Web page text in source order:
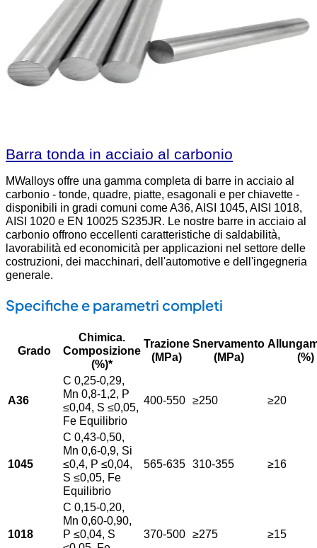
Barra tonda in acciaio al carbonio
MWalloys offre una gamma completa di barre in acciaio al
carbonio - tonde, quadre, piatte, esagonali e per chiavette -
disponibili in gradi comuni come A36, AISI 1045, AISI 1018,
AISI 1020 e EN 10025 S235JR. Le nostre barre in acciaio al
carbonio offrono eccellenti caratteristiche di saldabilità,
lavorabilità ed economicità per applicazioni nel settore delle
costruzioni, dei macchinari, dell'automotive e dell'ingegneria
generale.
Specifiche e parametri completi
Grado
Chimica.
Composizione
(%)*
Trazione
(MPa)
Snervamento
(MPa)
(%)
A36
C 0,25-0,29,
Mn 0,8-1,2, P
≤0,04, S ≤0,05,
Fe Equilibrio
400-550 ≥250 ≥20
1045
C 0,43-0,50,
Mn 0,6-0,9, Si
≤0,4, P ≤0,04,
S ≤0,05, Fe
Equilibrio
565-635 310-355 ≥16
1018
C 0,15-0,20,
Mn 0,60-0,90,
P ≤0,04, S
370-500 ≥275 ≥15